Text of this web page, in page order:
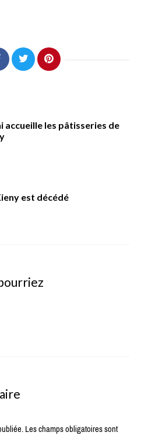
accueille les pâtisseries de
est décédé
Les champs obligatoires sont